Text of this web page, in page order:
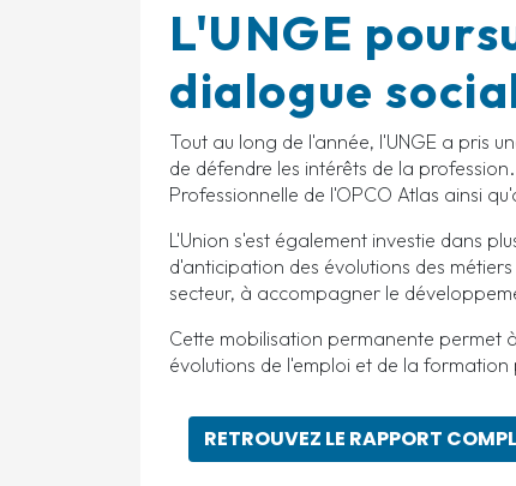
L'UNGE
dialogue
Tout au long de l'année, l'UNGE a pris
de défendre les intérêts de la
Professionnelle de l'OPCO Atlas ainsi
L'Union s'est également investie dans
d'anticipation des évolutions des
secteur, à accompagner le
Cette mobilisation permanente permet
évolutions de l'emploi et de la
RETROUVEZ LE RAPPORT